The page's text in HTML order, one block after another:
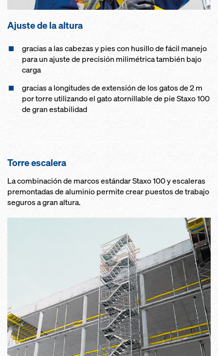
Ajuste de la altura
gracias a las cabezas y pies con husillo de fácil manejo
para un ajuste de precisión milimétrica también bajo
carga
gracias a longitudes de extensión de los gatos de 2 m
por torre utilizando el gato atornillable de pie Staxo 100
de gran estabilidad
Torre escalera
La combinación de marcos estándar Staxo 100 y escaleras
premontadas de aluminio permite crear puestos de trabajo
seguros a gran altura.